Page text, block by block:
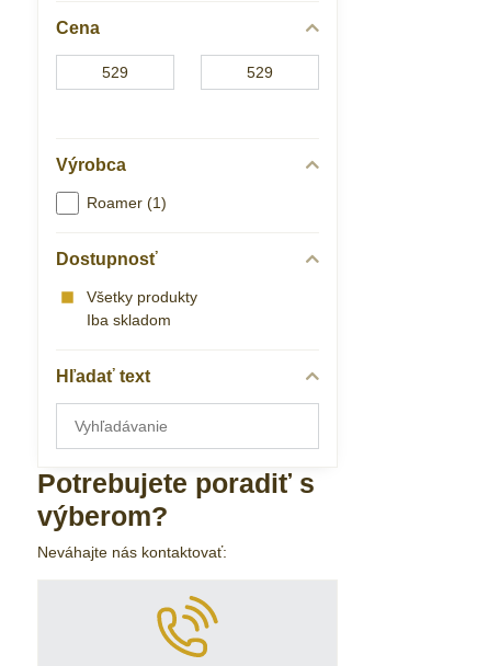
Cena
Výrobca
Roamer (1)
Dostupnosť
Všetky produkty
Iba skladom
Hľadať text
výsledky
fulltextom
Potrebujete poradiť s
výberom?
Neváhajte nás kontaktovať: